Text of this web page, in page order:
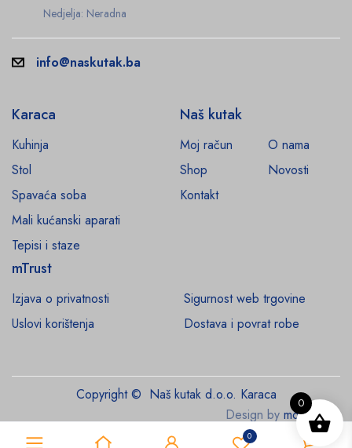
0 0
Nedjelja: Neradna
info@naskutak.ba
Karaca
Kuhinja
Stol
Spavaća soba
Mali kućanski aparati
Tepisi i staze
Naš kutak
Moj račun
O nama
Shop
Novosti
Kontakt
mTrust
Izjava o privatnosti
Sigurnost web trgovine
Uslovi korištenja
Dostava i povrat robe
Copyright © Naš kutak d.o.o. Karaca
Design by monroe.ba
0